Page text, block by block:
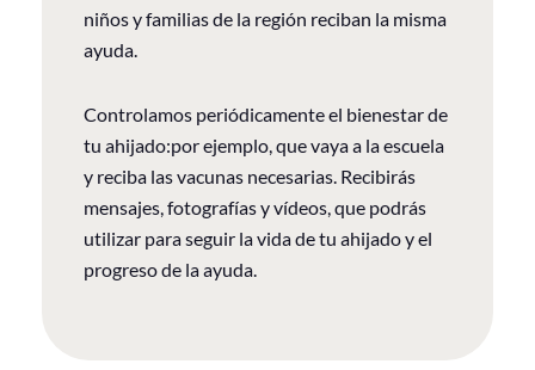
niños y familias de la región reciban la misma
ayuda.
Controlamos periódicamente el bienestar de
tu ahijado:por ejemplo, que vaya a la escuela
y reciba las vacunas necesarias. Recibirás
mensajes, fotografías y vídeos, que podrás
utilizar para seguir la vida de tu ahijado y el
progreso de la ayuda.